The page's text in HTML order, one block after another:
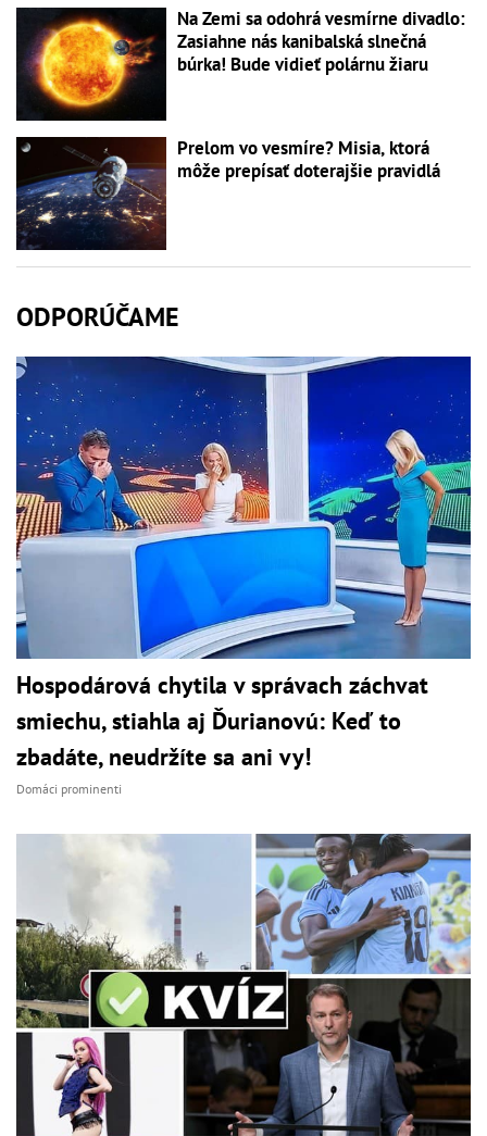
Na Zemi sa odohrá vesmírne divadlo:
Zasiahne nás kanibalská slnečná
búrka! Bude vidieť polárnu žiaru
Prelom vo vesmíre? Misia, ktorá
môže prepísať doterajšie pravidlá
ODPORÚČAME
Hospodárová chytila v správach záchvat
smiechu, stiahla aj Ďurianovú: Keď to
zbadáte, neudržíte sa ani vy!
Domáci prominenti